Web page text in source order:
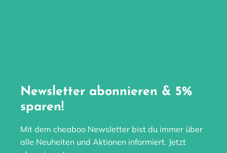
Newsletter abonnieren & 5%
sparen!
Mit dem cheaboo Newsletter bist du immer über
alle Neuheiten und Aktionen informiert. Jetzt